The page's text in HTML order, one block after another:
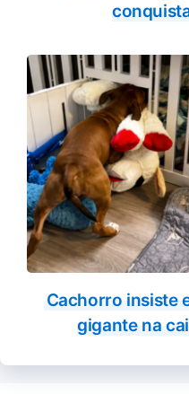
Cachorro insiste
gigante na